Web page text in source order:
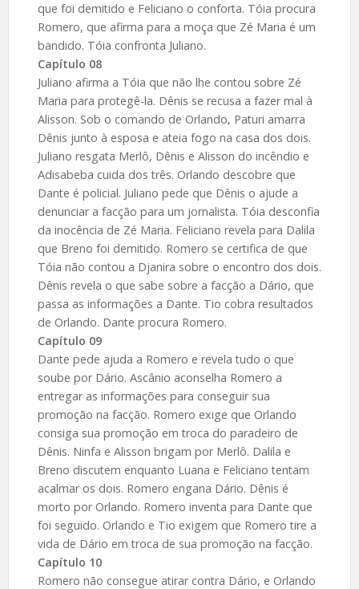
que foi demitido e Feliciano o conforta. Tóia procura
Romero, que afirma para a moça que Zé Maria é um
bandido. Tóia confronta Juliano.
Capítulo 08
Juliano afirma a Tóia que não lhe contou sobre Zé
Maria para protegê-la. Dênis se recusa a fazer mal à
Alisson. Sob o comando de Orlando, Paturi amarra
Dênis junto à esposa e ateia fogo na casa dos dois.
Juliano resgata Merlô, Dênis e Alisson do incêndio e
Adisabeba cuida dos três. Orlando descobre que
Dante é policial. Juliano pede que Dênis o ajude a
denunciar a facção para um jornalista. Tóia desconfia
da inocência de Zé Maria. Feliciano revela para Dalila
que Breno foi demitido. Romero se certifica de que
Tóia não contou a Djanira sobre o encontro dos dois.
Dênis revela o que sabe sobre a facção a Dário, que
passa as informações a Dante. Tio cobra resultados
de Orlando. Dante procura Romero.
Capítulo 09
Dante pede ajuda a Romero e revela tudo o que
soube por Dário. Ascânio aconselha Romero a
entregar as informações para conseguir sua
promoção na facção. Romero exige que Orlando
consiga sua promoção em troca do paradeiro de
Dênis. Ninfa e Alisson brigam por Merlô. Dalila e
Breno discutem enquanto Luana e Feliciano tentam
acalmar os dois. Romero engana Dário. Dênis é
morto por Orlando. Romero inventa para Dante que
foi seguido. Orlando e Tio exigem que Romero tire a
vida de Dário em troca de sua promoção na facção.
Capítulo 10
Romero não consegue atirar contra Dário, e Orlando